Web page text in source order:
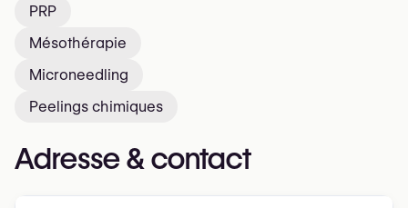
PRP
Mésothérapie
Microneedling
Peelings chimiques
Adresse & contact